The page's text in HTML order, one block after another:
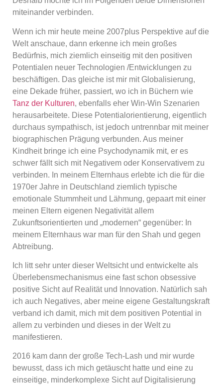
miteinander verbinden.
Wenn ich mir heute meine 2007plus Perspektive auf die
Welt anschaue, dann erkenne ich mein großes
Bedürfnis, mich ziemlich einseitig mit den positiven
Potentialen neuer Technologien /Entwicklungen zu
beschäftigen. Das gleiche ist mir mit Globalisierung,
eine Dekade früher, passiert, wo ich in Büchern wie
Tanz der Kulturen, ebenfalls eher Win-Win Szenarien
herausarbeitete. Diese Potentialorientierung, eigentlich
durchaus sympathisch, ist jedoch untrennbar mit meiner
biographischen Prägung verbunden. Aus meiner
Kindheit bringe ich eine Psychodynamik mit, er es
schwer fällt sich mit Negativem oder Konservativem zu
verbinden. In meinem Elternhaus erlebte ich die für die
1970er Jahre in Deutschland ziemlich typische
emotionale Stummheit und Lähmung, gepaart mit einer
meinen Eltern eigenen Negativität allem
Zukunftsorientierten und „modernen“ gegenüber: In
meinem Elternhaus war man für den Shah und gegen
Abtreibung.
Ich litt sehr unter dieser Weltsicht und entwickelte als
Überlebensmechanismus eine fast schon obsessive
positive Sicht auf Realität und Innovation. Natürlich sah
ich auch Negatives, aber meine eigene Gestaltungskraft
verband ich damit, mich mit dem positiven Potential in
allem zu verbinden und dieses in der Welt zu
manifestieren.
2016 kam dann der große Tech-Lash und mir wurde
bewusst, dass ich mich getäuscht hatte und eine zu
einseitige, minderkomplexe Sicht auf Digitalisierung